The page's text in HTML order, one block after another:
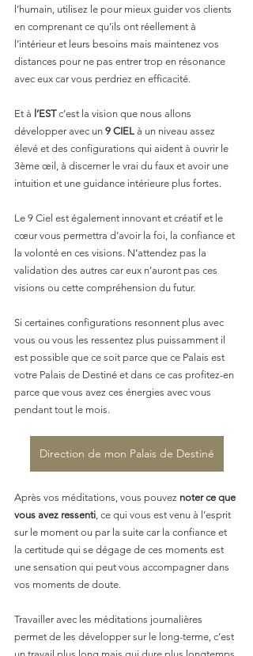
l’humain, utilisez le pour mieux guider vos clients
en comprenant ce qu’ils ont réellement à
l’intérieur et leurs besoins mais maintenez vos
distances pour ne pas entrer trop en résonance
avec eux car vous perdriez en efficacité.
Et à l’EST c’est la vision que nous allons
développer avec un 9 CIEL à un niveau assez
élevé et des configurations qui aident à ouvrir le
3ème œil, à discerner le vrai du faux et avoir une
intuition et une guidance intérieure plus fortes.
Le 9 Ciel est également innovant et créatif et le
cœur vous permettra d’avoir la foi, la confiance et
la volonté en ces visions. N’attendez pas la
validation des autres car eux n’auront pas ces
visions ou cette compréhension du futur.
Si certaines configurations resonnent plus avec
vous ou vous les ressentez plus puissamment il
est possible que ce soit parce que ce Palais est
votre Palais de Destiné et dans ce cas profitez-en
parce que vous avez ces énergies avec vous
pendant tout le mois.
Direction de mon Palais de Destiné
Après vos méditations, vous pouvez noter ce que
vous avez ressenti, ce qui vous est venu à l’esprit
sur le moment ou par la suite car la confiance et
la certitude qui se dégage de ces moments est
une sensation qui peut vous accompagner dans
vos moments de doute.
Travailler avec les méditations journalières
permet de les développer sur le long-terme, c’est